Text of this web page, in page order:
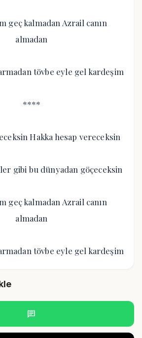
geç kalmadan Azrail canın
almadan
tövbe eyle gel kardeşim
****
Hakka hesap vereceksin
gibi bu dünyadan göçeceksin
geç kalmadan Azrail canın
almadan
tövbe eyle gel kardeşim
chat